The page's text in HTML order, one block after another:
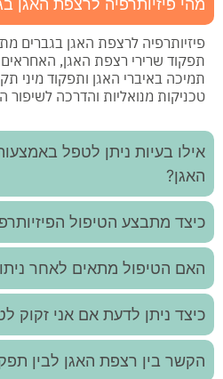
פיזיותרפיה לרצפת האגן בגברים
תפקוד שרירי רצפת האגן,
תמיכה באיברי האגן ותפקוד מיני
טכניקות מנואליות והדרכה לשיפור
אילו בעיות ניתן לטפל
האגן?
כיצד מתבצע הטיפול
האם הטיפול מתאים לאחר
כיצד ניתן לדעת אם אני זקוק
הקשר בין רצפת האגן לבין